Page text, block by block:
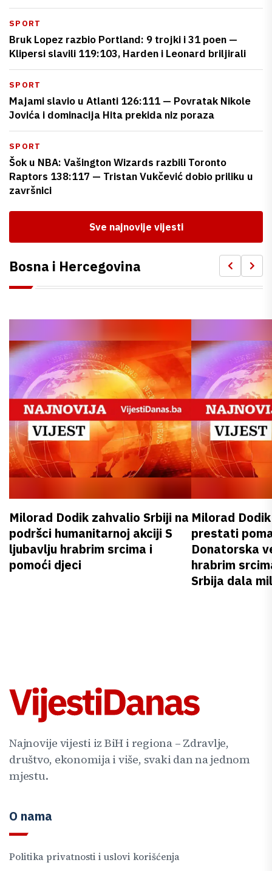
SPORT
Bruk Lopez razbio Portland: 9 trojki i 31 poen —
Klipersi slavili 119:103, Harden i Leonard briljirali
SPORT
Majami slavio u Atlanti 126:111 — Povratak Nikole
Jovića i dominacija Hita prekida niz poraza
SPORT
Šok u NBA: Vašington Wizards razbili Toronto
Raptors 138:117 — Tristan Vukčević dobio priliku u
završnici
Sve najnovije vijesti
Bosna i Hercegovina
Milorad Dodik zahvalio Srbiji na
podršci humanitarnoj akciji S
ljubavlju hrabrim srcima i
pomoći djeci
Milorad
prestati
Donatorska
hrabrim
Srbija dala
Najnovije vijesti iz BiH i regiona – Zdravlje,
društvo, ekonomija i više, svaki dan na jednom
mjestu.
O nama
Politika privatnosti i uslovi korišćenja